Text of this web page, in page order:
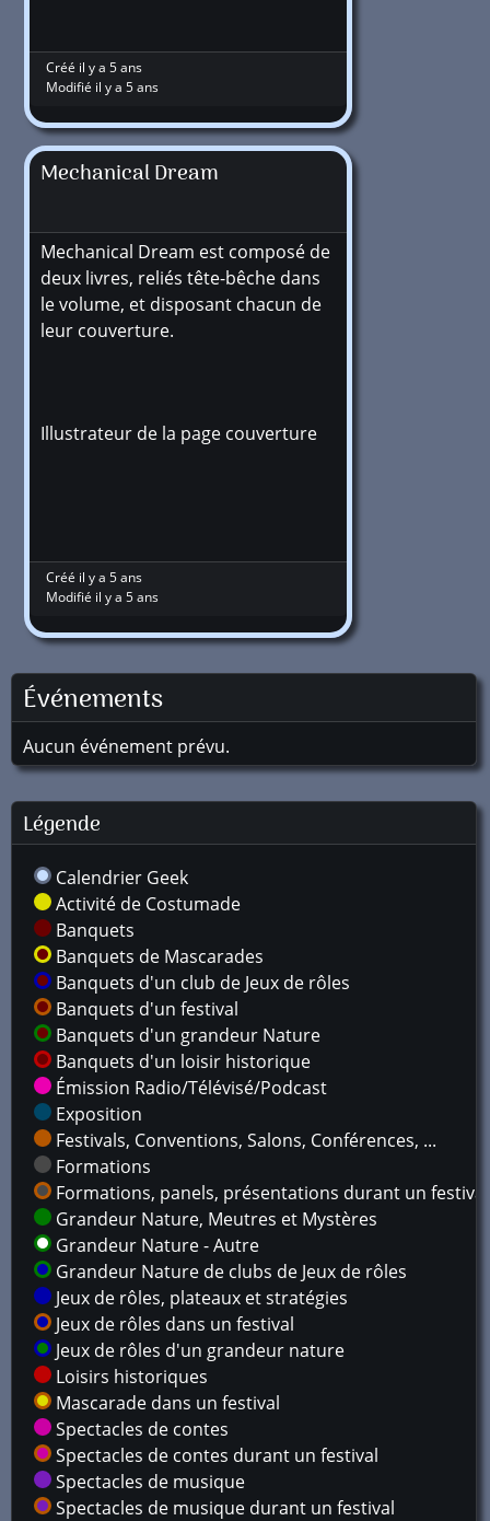
Créé il y a 5 ans
Modifié il y a 5 ans
Mechanical Dream
Mechanical Dream est composé de
deux livres, reliés tête-bêche dans
le volume, et disposant chacun de
leur couverture.
Illustrateur de la page couverture
Créé il y a 5 ans
Modifié il y a 5 ans
Événements
Aucun événement prévu.
Légende
Calendrier Geek
Activité de Costumade
Banquets
Banquets de Mascarades
Banquets d'un club de Jeux de rôles
Banquets d'un festival
Banquets d'un grandeur Nature
Banquets d'un loisir historique
Émission Radio/Télévisé/Podcast
Exposition
Festivals, Conventions, Salons, Conférences, ...
Formations
Formations, panels, présentations durant un festival
Grandeur Nature, Meutres et Mystères
Grandeur Nature - Autre
Grandeur Nature de clubs de Jeux de rôles
Jeux de rôles, plateaux et stratégies
Jeux de rôles dans un festival
Jeux de rôles d'un grandeur nature
Loisirs historiques
Mascarade dans un festival
Spectacles de contes
Spectacles de contes durant un festival
Spectacles de musique
Spectacles de musique durant un festival